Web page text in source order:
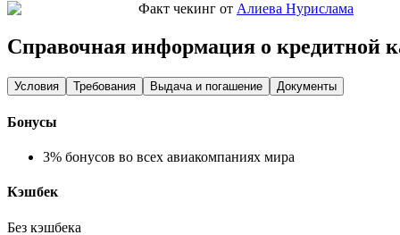
Факт чекинг от Алиева Нурислама
Справочная информация о кредитной
Условия Требования Выдача и погашение Документы
Бонусы
3% бонусов во всех авиакомпаниях мира
Кэшбек
Без кэшбека